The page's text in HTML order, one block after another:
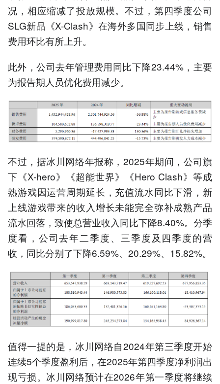
况，相应缩减了投放规模。不过，第四季度公司
SLG新品《X-Clash》在海外多国同步上线，销售
费用环比有所上升。
此外，公司去年管理费用同比下降23.44%，主要
为报告期人员优化费用减少。
不过，据冰川网络年报称，2025年期间，公司旗
下《X-hero》《超能世界》《Hero Clash》等成
熟游戏因运营周期延长，充值流水同比下滑，新
上线游戏带来的收入增长未能完全弥补成熟产品
流水回落，致使总营业收入同比下降8.40%。分季
度看，公司去年二季度、三季度及四季度的营
收，同比分别了下降6.59%、20.29%、15.82%。
值得一提的是，冰川网络自2024年第三季度开始
连续5个季度盈利后，在2025年第四季度净利润出
现亏损。冰川网络预计在2026年第一季度将继续